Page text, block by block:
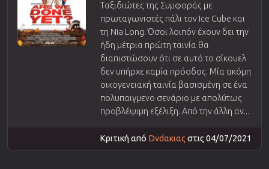
Ταξιδιώτες της Συμφοράς με
πρωταγωνιστές πάλι τον Ice Cube και
τη Nia Long. Όσοι λοιπόν έχουν δει την
ήδη μέτρια πρώτη ταινία θα
διαπιστώσουν ότι σε αυτό το σίκουελ
δεν υπήρχε καμία πρόοδος. Μία ακόμη
οικογενειακή ταινία βασισμένη σε ένα
πολυπαιγμενο σενάριο με απολύτως
προβλέψιμη εξέλιξη. Από την άλλη αν...
Κριτική από Dvdακιας στις 04/07/2021